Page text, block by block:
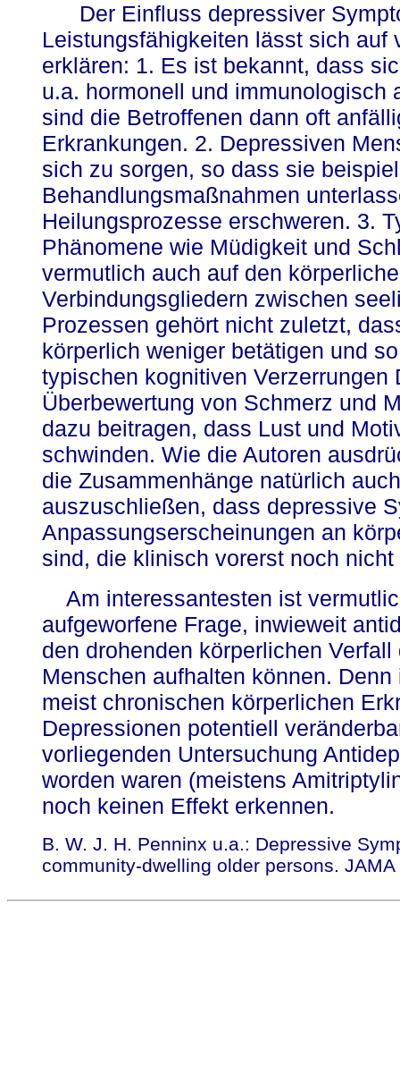
Der Einfluss depressiver
Leistungsfähigkeiten lässt sich auf
erklären: 1. Es ist bekannt, dass
u.a. hormonell und immunologisch
sind die Betroffenen dann oft
Erkrankungen. 2. Depressiven
sich zu sorgen, so dass sie
Behandlungsmaßnahmen
Heilungsprozesse erschweren. 3.
Phänomene wie Müdigkeit und
vermutlich auch auf den
Verbindungsgliedern zwischen
Prozessen gehört nicht zuletzt,
körperlich weniger betätigen und
typischen kognitiven Verzerrungen
Überbewertung von Schmerz und
dazu beitragen, dass Lust und
schwinden. Wie die Autoren
die Zusammenhänge natürlich
auszuschließen, dass depressive
Anpassungserscheinungen an
sind, die klinisch vorerst noch
Am interessantesten ist
aufgeworfene Frage, inwieweit
den drohenden körperlichen
Menschen aufhalten können.
meist chronischen körperlichen
Depressionen potentiell
vorliegenden Untersuchung
worden waren (meistens
noch keinen Effekt erkennen.
B. W. J. H. Penninx u.a.: Depressive
community-dwelling older persons.